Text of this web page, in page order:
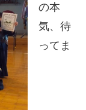
の本
気、待
ってま